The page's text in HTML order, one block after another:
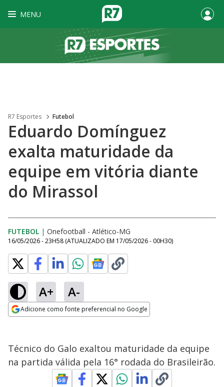
MENU
R7 Esportes Futebol
Eduardo Domínguez
exalta maturidade da
equipe em vitória diante
do Mirassol
FUTEBOL | Onefootball - Atlético-MG
16/05/2026 - 23H58 (ATUALIZADO EM 17/05/2026 - 00H30)
A+ A-
Adicione como fonte preferencial no Google
Técnico do Galo exaltou maturidade da equipe
na partida válida pela 16° rodada do Brasileirão.